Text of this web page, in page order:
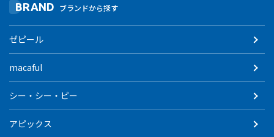
BRAND ブランドから探す
ゼピール
macaful
シー・シー・ピー
アピックス